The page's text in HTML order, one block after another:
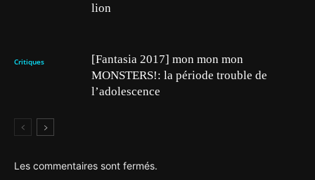
lion
Critiques
[Fantasia 2017] mon mon mon
MONSTERS!: la période trouble de
l’adolescence
Les commentaires sont fermés.